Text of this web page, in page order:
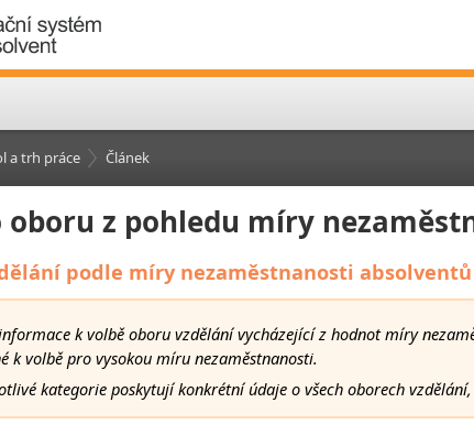
a trh práce Článek
oboru z pohledu míry
podle míry nezaměstnanosti
k volbě oboru vzdělání vycházející z hodnot míry
k volbě pro vysokou míru nezaměstnanosti.
kategorie poskytují konkrétní údaje o všech oborech